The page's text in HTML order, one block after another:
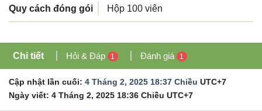
Quy cách đóng gói Hộp 100 viên
Chi tiết Hỏi & Đáp 1 Đánh giá 1
Cập nhật lần cuối: 4 Tháng 2, 2025 18:37 Chiều UTC+7
Ngày viết: 4 Tháng 2, 2025 18:36 Chiều UTC+7